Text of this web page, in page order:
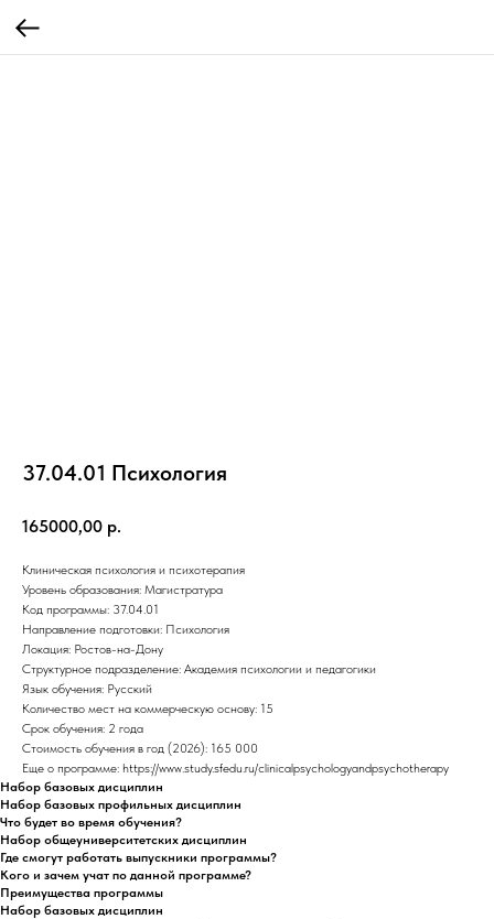
37.04.01 Психология
165000,00 р.
Клиническая психология и психотерапия
Уровень образования: Магистратура
Код программы: 37.04.01
Направление подготовки: Психология
Локация: Ростов-на-Дону
Структурное подразделение: Академия психологии и педагогики
Язык обучения: Русский
Количество мест на коммерческую основу: 15
Срок обучения: 2 года
Стоимость обучения в год (2026): 165 000
Еще о программе: https://www.study.sfedu.ru/clinicalpsychologyandpsychotherapy
Набор базовых дисциплин
Набор базовых профильных дисциплин
Что будет во время обучения?
Набор общеуниверситетских дисциплин
Где смогут работать выпускники программы?
Кого и зачем учат по данной программе?
Преимущества программы
Набор базовых дисциплин